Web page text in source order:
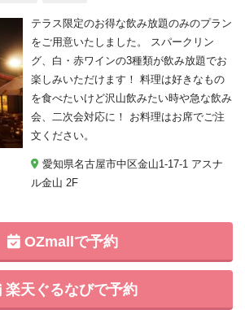
テラス限定のお得な飲み放題のみのプラン
をご用意いたしました。 スパークリン
グ、白・赤ワインの3種類が飲み放題でお
楽しみいただけます！ 料理は好きなもの
を食べたいけど沢山飲みたい時や急な飲み
会、二次会対応に！ お料理はお席でご注
文ください。
愛知県名古屋市中区金山1-17-1 アスナ
ル金山 2F
OZmallで予約
楽天ぐるなびで予約